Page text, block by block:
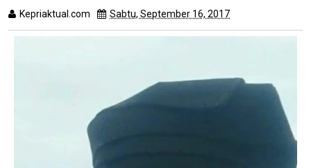
Kepriaktual.com Sabtu, September 16, 2017